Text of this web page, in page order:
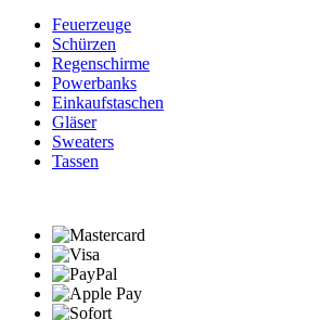
Feuerzeuge
Schürzen
Regenschirme
Powerbanks
Einkaufstaschen
Gläser
Sweaters
Tassen